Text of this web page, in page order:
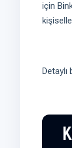
için
Detaylı